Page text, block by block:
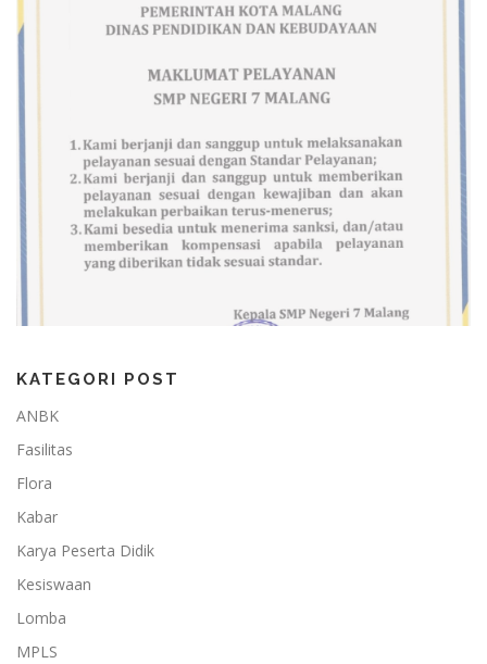
KATEGORI POST
ANBK
Fasilitas
Flora
Kabar
Karya Peserta Didik
Kesiswaan
Lomba
MPLS